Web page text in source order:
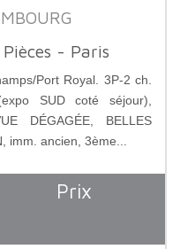
- Paris
Port Royal. 3P-2 ch.
SUD coté séjour),
DÉGAGÉE, BELLES
imm. ancien, 3ème...
Prix